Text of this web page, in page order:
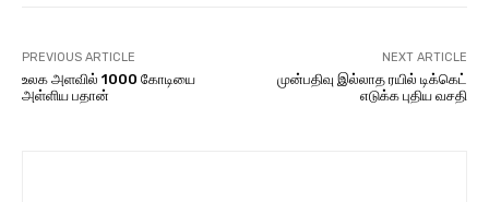
PREVIOUS ARTICLE
உலக அளவில் 1000 கோடியை
அள்ளிய பதான்
NEXT ARTICLE
முன்பதிவு இல்லாத ரயில் டிக்கெட்
எடுக்க புதிய வசதி